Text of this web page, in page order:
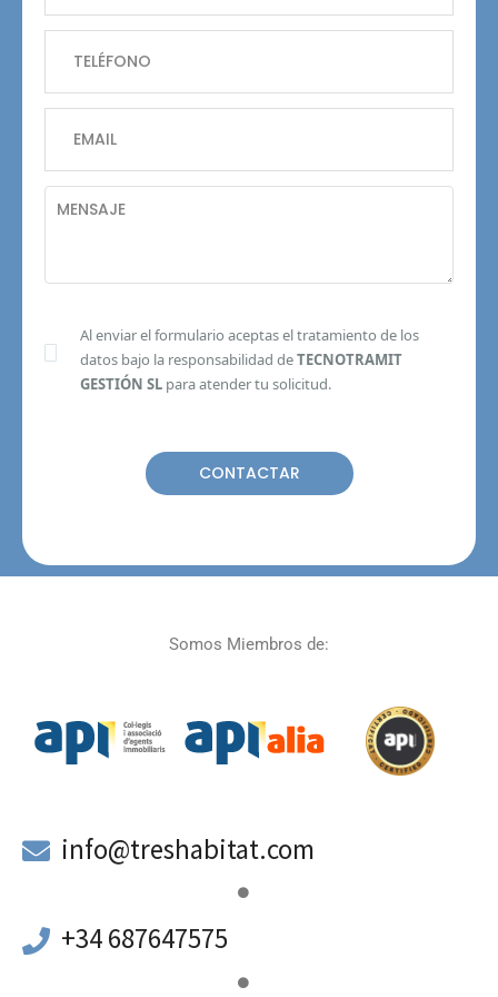
Al enviar el formulario aceptas el tratamiento de los
datos bajo la responsabilidad deTECNOTRAMIT
GESTIÓN SLpara atender tu solicitud.
Somos Miembros de:
info@treshabitat.com
+34 687647575